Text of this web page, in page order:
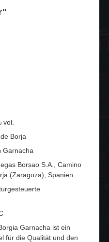
vol.
Borja
Garnacha
Borsao S.A., Camino
(Zaragoza), Spanien
Garnacha ist ein
für die Qualität und den